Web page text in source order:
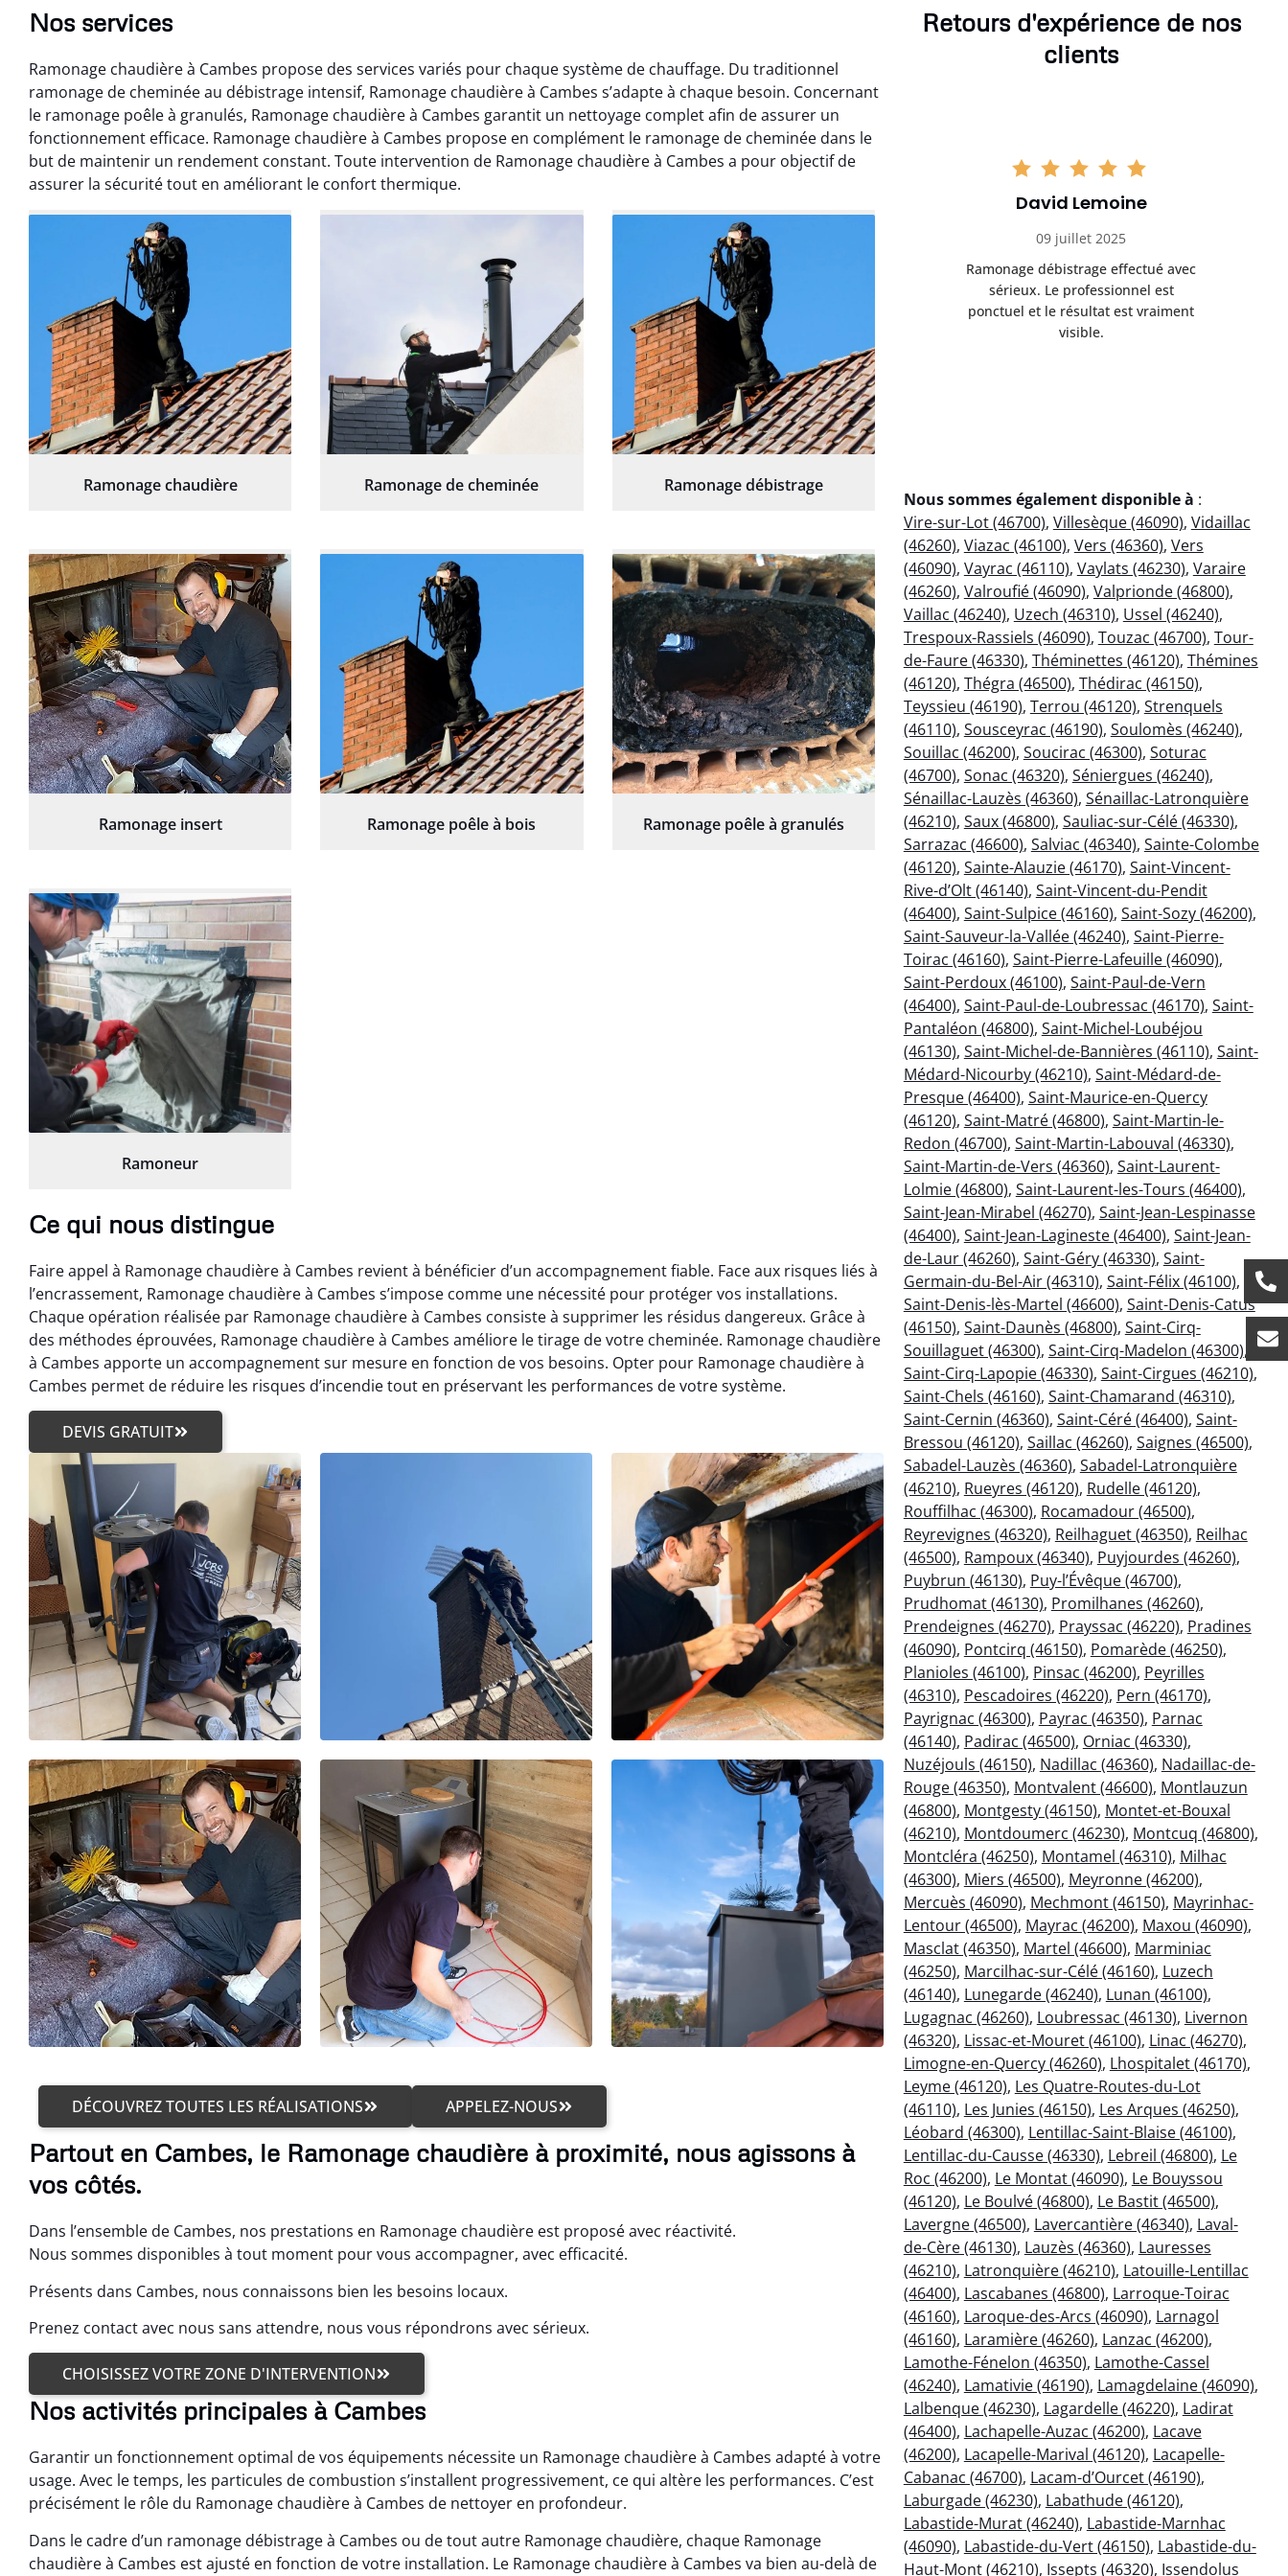
Nos services
Ramonage chaudière à Cambes propose des services variés pour chaque système de chauffage. Du traditionnel
ramonage de cheminée au débistrage intensif, Ramonage chaudière à Cambes s’adapte à chaque besoin. Concernant
le ramonage poêle à granulés, Ramonage chaudière à Cambes garantit un nettoyage complet afin de assurer un
fonctionnement efficace. Ramonage chaudière à Cambes propose en complément le ramonage de cheminée dans le
but de maintenir un rendement constant. Toute intervention de Ramonage chaudière à Cambes a pour objectif de
assurer la sécurité tout en améliorant le confort thermique.
Ramonage chaudière Ramonage de cheminée Ramonage débistrage
Ramonage insert Ramonage poêle à bois Ramonage poêle à granulés
Ramoneur
Ce qui nous distingue
Faire appel à Ramonage chaudière à Cambes revient à bénéficier d’un accompagnement fiable. Face aux risques liés à
l’encrassement, Ramonage chaudière à Cambes s’impose comme une nécessité pour protéger vos installations.
Chaque opération réalisée par Ramonage chaudière à Cambes consiste à supprimer les résidus dangereux. Grâce à
des méthodes éprouvées, Ramonage chaudière à Cambes améliore le tirage de votre cheminée. Ramonage chaudière
à Cambes apporte un accompagnement sur mesure en fonction de vos besoins. Opter pour Ramonage chaudière à
Cambes permet de réduire les risques d’incendie tout en préservant les performances de votre système.
DEVIS GRATUIT
DÉCOUVREZ TOUTES LES RÉALISATIONS APPELEZ-NOUS
Partout en Cambes, le Ramonage chaudière à proximité, nous agissons à
vos côtés.
Dans l’ensemble de Cambes, nos prestations en Ramonage chaudière est proposé avec réactivité.
Nous sommes disponibles à tout moment pour vous accompagner, avec efficacité.
Présents dans Cambes, nous connaissons bien les besoins locaux.
Prenez contact avec nous sans attendre, nous vous répondrons avec sérieux.
CHOISISSEZ VOTRE ZONE D'INTERVENTION
Nos activités principales à Cambes
Garantir un fonctionnement optimal de vos équipements nécessite un Ramonage chaudière à Cambes adapté à votre
usage. Avec le temps, les particules de combustion s’installent progressivement, ce qui altère les performances. C’est
précisément le rôle du Ramonage chaudière à Cambes de nettoyer en profondeur.
Dans le cadre d’un ramonage débistrage à Cambes ou de tout autre Ramonage chaudière, chaque Ramonage
chaudière à Cambes est ajusté en fonction de votre installation. Le Ramonage chaudière à Cambes va bien au-delà de
Retours d'expérience de nos
clients
Ramonage débistrage réalisé dans
les règles. Travail efficace, propre et
sans mauvaise surprise. Je
recommande.
14 juin 2025
Très bon service de ramonage
débistrage. Le conduit était très
encrassé et tout a été nettoyé
parfaitement. Travail soigné.
David Lemoine
09 juillet 2025
Ramonage débistrage effectué avec
sérieux. Le professionnel est
ponctuel et le résultat est vraiment
visible.
Nous sommes également disponible à :
Vire-sur-Lot (46700), Villesèque (46090), Vidaillac
(46260), Viazac (46100), Vers (46360), Vers
(46090), Vayrac (46110), Vaylats (46230), Varaire
(46260), Valroufié (46090), Valprionde (46800),
Vaillac (46240), Uzech (46310), Ussel (46240),
Trespoux-Rassiels (46090), Touzac (46700), Tour-
de-Faure (46330), Théminettes (46120), Thémines
(46120), Thégra (46500), Thédirac (46150),
Teyssieu (46190), Terrou (46120), Strenquels
(46110), Sousceyrac (46190), Soulomès (46240),
Souillac (46200), Soucirac (46300), Soturac
(46700), Sonac (46320), Séniergues (46240),
Sénaillac-Lauzès (46360), Sénaillac-Latronquière
(46210), Saux (46800), Sauliac-sur-Célé (46330),
Sarrazac (46600), Salviac (46340), Sainte-Colombe
(46120), Sainte-Alauzie (46170), Saint-Vincent-
Rive-d’Olt (46140), Saint-Vincent-du-Pendit
(46400), Saint-Sulpice (46160), Saint-Sozy (46200),
Saint-Sauveur-la-Vallée (46240), Saint-Pierre-
Toirac (46160), Saint-Pierre-Lafeuille (46090),
Saint-Perdoux (46100), Saint-Paul-de-Vern
(46400), Saint-Paul-de-Loubressac (46170), Saint-
Pantaléon (46800), Saint-Michel-Loubéjou
(46130), Saint-Michel-de-Bannières (46110), Saint-
Médard-Nicourby (46210), Saint-Médard-de-
Presque (46400), Saint-Maurice-en-Quercy
(46120), Saint-Matré (46800), Saint-Martin-le-
Redon (46700), Saint-Martin-Labouval (46330),
Saint-Martin-de-Vers (46360), Saint-Laurent-
Lolmie (46800), Saint-Laurent-les-Tours (46400),
Saint-Jean-Mirabel (46270), Saint-Jean-Lespinasse
(46400), Saint-Jean-Lagineste (46400), Saint-Jean-
de-Laur (46260), Saint-Géry (46330), Saint-
Germain-du-Bel-Air (46310), Saint-Félix (46100),
Saint-Denis-lès-Martel (46600), Saint-Denis-Catus
(46150), Saint-Daunès (46800), Saint-Cirq-
Souillaguet (46300), Saint-Cirq-Madelon (46300),
Saint-Cirq-Lapopie (46330), Saint-Cirgues (46210),
Saint-Chels (46160), Saint-Chamarand (46310),
Saint-Cernin (46360), Saint-Céré (46400), Saint-
Bressou (46120), Saillac (46260), Saignes (46500),
Sabadel-Lauzès (46360), Sabadel-Latronquière
(46210), Rueyres (46120), Rudelle (46120),
Rouffilhac (46300), Rocamadour (46500),
Reyrevignes (46320), Reilhaguet (46350), Reilhac
(46500), Rampoux (46340), Puyjourdes (46260),
Puybrun (46130), Puy-l’Évêque (46700),
Prudhomat (46130), Promilhanes (46260),
Prendeignes (46270), Prayssac (46220), Pradines
(46090), Pontcirq (46150), Pomarède (46250),
Planioles (46100), Pinsac (46200), Peyrilles
(46310), Pescadoires (46220), Pern (46170),
Payrignac (46300), Payrac (46350), Parnac
(46140), Padirac (46500), Orniac (46330),
Nuzéjouls (46150), Nadillac (46360), Nadaillac-de-
Rouge (46350), Montvalent (46600), Montlauzun
(46800), Montgesty (46150), Montet-et-Bouxal
(46210), Montdoumerc (46230), Montcuq (46800),
Montcléra (46250), Montamel (46310), Milhac
(46300), Miers (46500), Meyronne (46200),
Mercuès (46090), Mechmont (46150), Mayrinhac-
Lentour (46500), Mayrac (46200), Maxou (46090),
Masclat (46350), Martel (46600), Marminiac
(46250), Marcilhac-sur-Célé (46160), Luzech
(46140), Lunegarde (46240), Lunan (46100),
Lugagnac (46260), Loubressac (46130), Livernon
(46320), Lissac-et-Mouret (46100), Linac (46270),
Limogne-en-Quercy (46260), Lhospitalet (46170),
Leyme (46120), Les Quatre-Routes-du-Lot
(46110), Les Junies (46150), Les Arques (46250),
Léobard (46300), Lentillac-Saint-Blaise (46100),
Lentillac-du-Causse (46330), Lebreil (46800), Le
Roc (46200), Le Montat (46090), Le Bouyssou
(46120), Le Boulvé (46800), Le Bastit (46500),
Lavergne (46500), Lavercantière (46340), Laval-
de-Cère (46130), Lauzès (46360), Lauresses
(46210), Latronquière (46210), Latouille-Lentillac
(46400), Lascabanes (46800), Larroque-Toirac
(46160), Laroque-des-Arcs (46090), Larnagol
(46160), Laramière (46260), Lanzac (46200),
Lamothe-Fénelon (46350), Lamothe-Cassel
(46240), Lamativie (46190), Lamagdelaine (46090),
Lalbenque (46230), Lagardelle (46220), Ladirat
(46400), Lachapelle-Auzac (46200), Lacave
(46200), Lacapelle-Marival (46120), Lacapelle-
Cabanac (46700), Lacam-d’Ourcet (46190),
Laburgade (46230), Labathude (46120),
Labastide-Murat (46240), Labastide-Marnhac
(46090), Labastide-du-Vert (46150), Labastide-du-
Haut-Mont (46210), Issepts (46320), Issendolus